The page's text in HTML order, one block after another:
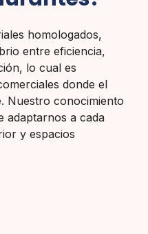
homologados,
entre eficiencia,
lo cual es
donde el
Nuestro conocimiento
adaptarnos a cada
y espacios